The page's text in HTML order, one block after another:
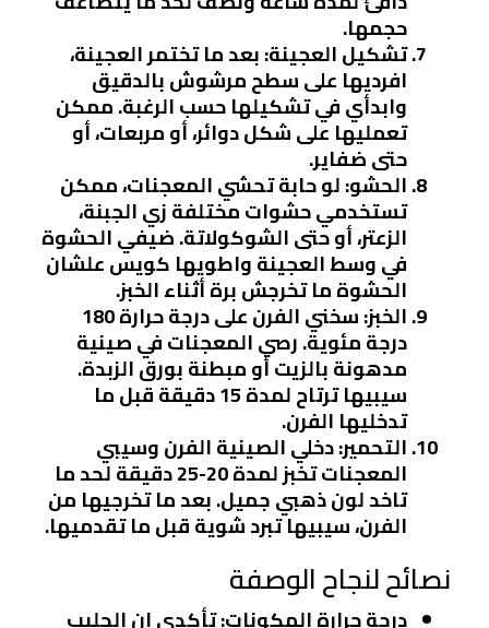
حجمها.
تشكيل العجينة: بعد ما تختمر العجينة،
افرديها على سطح مرشوش بالدقيق
وابدأي في تشكيلها حسب الرغبة. ممكن
تعمليها على شكل دوائر، أو مربعات، أو
حتى ضفاير.
الحشو: لو حابة تحشي المعجنات، ممكن
تستخدمي حشوات مختلفة زي الجبنة،
الزعتر، أو حتى الشوكولاتة. ضيفي الحشوة
في وسط العجينة واطويها كويس علشان
الحشوة ما تخرجش برة أثناء الخبز.
الخبز : سخني الفرن على درجة حرارة 180
درجة مئوية. رصي المعجنات في صينية
مدهونة بالزيت أو مبطنة بورق الزبدة.
سيبيها ترتاح لمدة 15 دقيقة قبل ما
تدخليها الفرن.
التحمير: دخلي الصينية الفرن وسيبي
المعجنات تخبز لمدة 20-25 دقيقة لحد ما
تاخد لون ذهبي جميل. بعد ما تخرجيها من
الفرن، سيبيها تبرد شوية قبل ما تقدميها.
نصائح لنجاح الوصفة
درجة حرارة المكونات: تأكدي إن الحليب